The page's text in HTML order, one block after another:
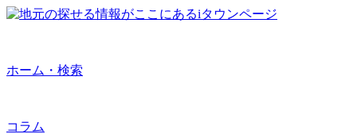
ホーム・検索
コラム